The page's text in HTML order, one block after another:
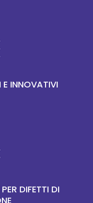
E INNOVATIVI
DIFETTI DI